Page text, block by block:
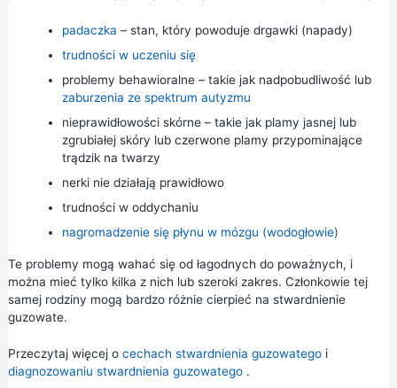
padaczka – stan, który powoduje drgawki (napady)
trudności w uczeniu się
problemy behawioralne – takie jak nadpobudliwość lub
zaburzenia ze spektrum autyzmu
nieprawidłowości skórne – takie jak plamy jasnej lub
zgrubiałej skóry lub czerwone plamy przypominające
trądzik na twarzy
nerki nie działają prawidłowo
trudności w oddychaniu
nagromadzenie się płynu w mózgu (wodogłowie)
Te problemy mogą wahać się od łagodnych do poważnych, i
można mieć tylko kilka z nich lub szeroki zakres. Członkowie tej
samej rodziny mogą bardzo różnie cierpieć na stwardnienie
guzowate.
Przeczytaj więcej o cechach stwardnienia guzowategoi
diagnozowaniu stwardnienia guzowatego.